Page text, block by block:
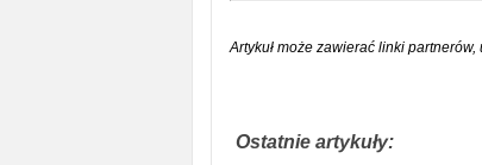
Artykuł może zawierać linki
Ostatnie artykuły: